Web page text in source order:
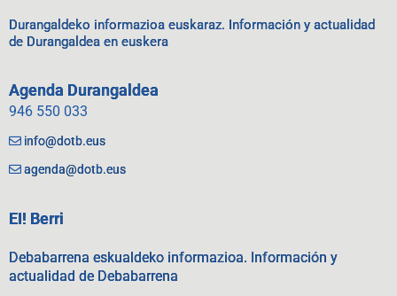
Durangaldeko informazioa euskaraz. Información y actualidad
de Durangaldea en euskera
Agenda Durangaldea
946 550 033
info@dotb.eus
agenda@dotb.eus
EI! Berri
Debabarrena eskualdeko informazioa. Información y
actualidad de Debabarrena